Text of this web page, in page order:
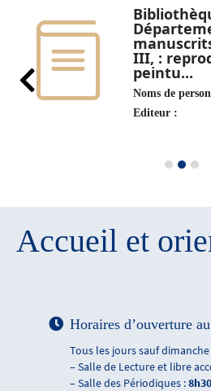
III, :
peintu...
Noms de
Editeur :
Accueil et
Horaires d’ouverture
Tous les jours sauf
– Salle de Lecture et libre
– Salle des Périodiques :